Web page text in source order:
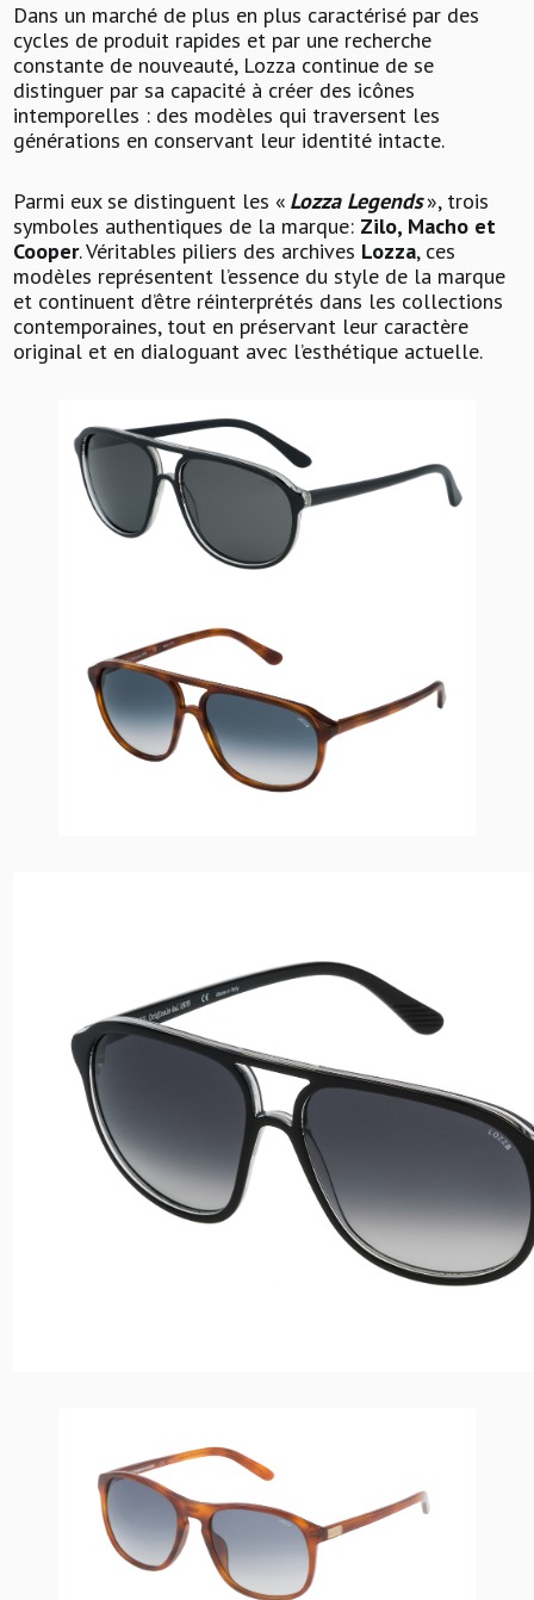
Dans un marché de plus en plus caractérisé par des
cycles de produit rapides et par une recherche
constante de nouveauté, Lozza continue de se
distinguer par sa capacité à créer des icônes
intemporelles : des modèles qui traversent les
générations en conservant leur identité intacte.
Parmi eux se distinguent les « Lozza Legends», trois
symboles authentiques de la marque: Zilo, Macho et
Cooper. Véritables piliers des archives Lozza, ces
modèles représentent l’essence du style de la marque
et continuent d’être réinterprétés dans les collections
contemporaines, tout en préservant leur caractère
original et en dialoguant avec l’esthétique actuelle.